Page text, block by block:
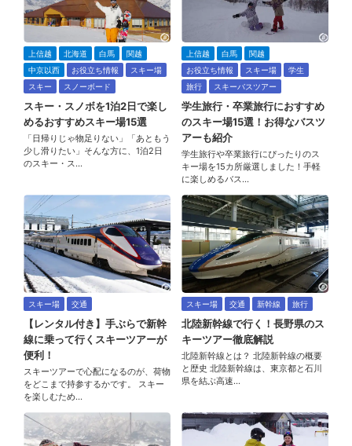
上信越 北海道 白馬
関越
中京以西
お役立ち情報
スキー場
スキー
スノーボード
スキー・スノボを1泊2日で楽し
めるおすすめスキー場15選
「日帰りじゃ物足りない」「あともう
少し滑りたい」そんな方に、1泊2日
のスキー・ス…
上信越 白馬
関越
お役立ち情報
スキー場
学生
旅行
スキーバスツアー
学生旅行・卒業旅行におすすめ
のスキー場15選！お得なバスツ
アーも紹介
学生旅行や卒業旅行にぴったりのス
キー場を15カ所厳選しました！手軽
に楽しめるバス…
スキー場 交通
【レンタル付き】手ぶらで新幹
線に乗って行くスキーツアーが
便利！
スキーツアーで心配になるのが、荷物
をどこまで持参するかです。 スキー
を楽しむため…
スキー場 交通 新幹線 旅行
北陸新幹線で行く！長野県のス
キーツアー徹底解説
北陸新幹線とは？ 北陸新幹線の概要
と歴史 北陸新幹線は、東京都と石川
県を結ぶ高速…